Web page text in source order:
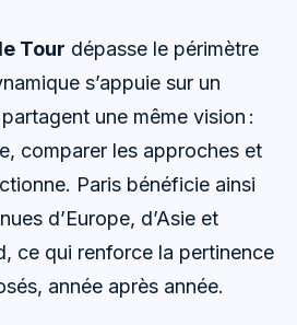
Tour dépasse le périmètre
s’appuie sur un
une même vision :
comparer les approches et
Paris bénéficie ainsi
d’Europe, d’Asie et
ce qui renforce la pertinence
année après année.